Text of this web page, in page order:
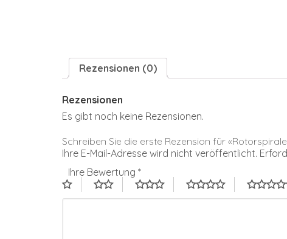
Rezensionen (0)
Rezensionen
Es gibt noch keine Rezensionen.
Schreiben Sie die erste Rezension für
Ihre E-Mail-Adresse wird nicht veröffentlicht.
Ihre Bewertung *